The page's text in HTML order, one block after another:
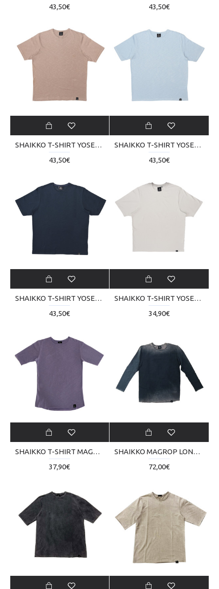
43,50€
43,50€
SHAIKKO T-SHIRT YOSEMITY CON SKU000TBA03-2222
43,50€
SHAIKKO T-SHIRT YOSEMITY CON SKU000TBA03-0505
43,50€
SHAIKKO T-SHIRT YOSEMITY CON SKU000TBA03-3333
43,50€
SHAIKKO T-SHIRT YOSEMITY LIGHT SKU000TB04-0303
34,90€
SHAIKKO T-SHIRT MAGNI PLAIN SKU000TB02-1919
37,90€
SHAIKKO MAGROP LONG BABY VNTG REVERSE SKU224TA05-0202
72,00€